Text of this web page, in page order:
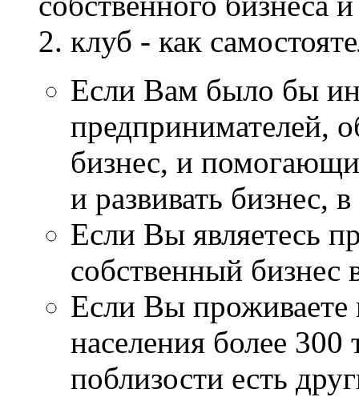
2. клуб - как
Если Вам было бы
предпринимателей,
бизнес, и
и развивать бизнес,
Если Вы являетесь
собственный бизнес
Если Вы проживаете
населения более 300
поблизости есть